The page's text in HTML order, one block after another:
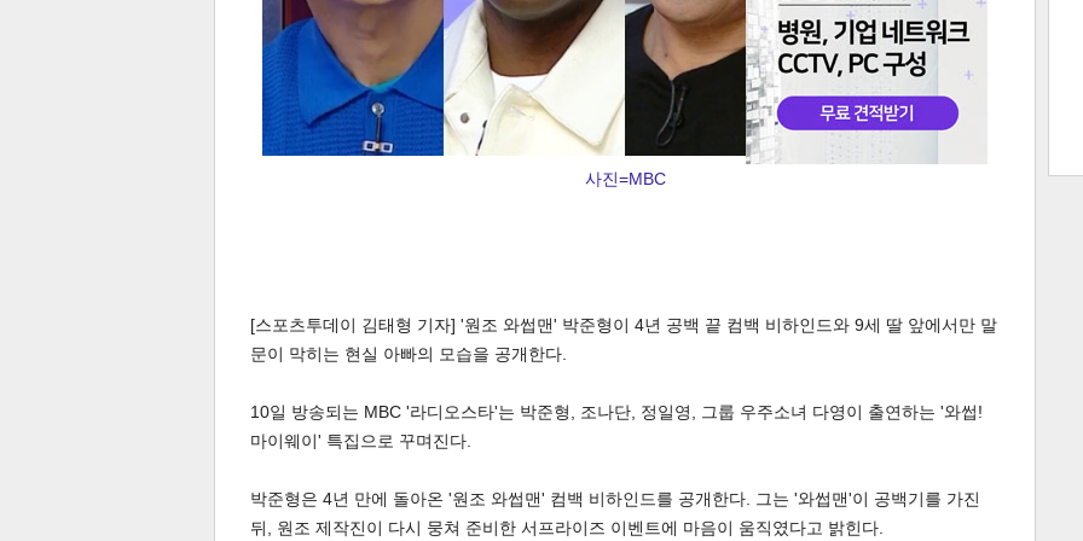
공유 버블 트 크 트 축 사 하기
사진=MBC
[스포츠투데이 김태형 기자] '원조 와썹맨' 박준형이 4년 공백 끝 컴백 비하인드와 9세 딸 앞에서만 말
문이 막히는 현실 아빠의 모습을 공개한다.
10일 방송되는 MBC '라디오스타'는 박준형, 조나단, 정일영, 그룹 우주소녀 다영이 출연하는 '와썹!
마이웨이' 특집으로 꾸며진다.
박준형은 4년 만에 돌아온 '원조 와썹맨' 컴백 비하인드를 공개한다. 그는 '와썹맨'이 공백기를 가진
뒤, 원조 제작진이 다시 뭉쳐 준비한 서프라이즈 이벤트에 마음이 움직였다고 밝힌다.